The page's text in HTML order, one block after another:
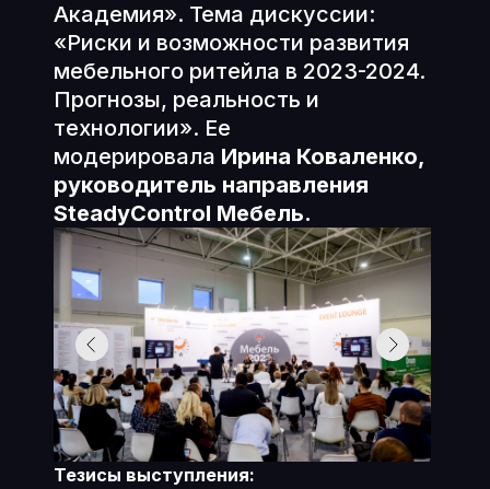
Академия». Тема дискуссии:
«Риски и возможности развития
мебельного ритейла в 2023-2024.
Прогнозы, реальность и
технологии». Ее
модерировала Ирина Коваленко,
руководитель направления
SteadyControl Мебель.
Тезисы выступления: